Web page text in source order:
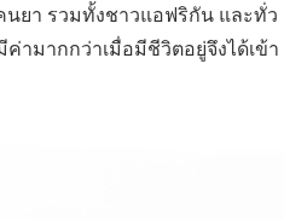
นยา รวมทั้งชาวแอฟริกัน และทั่ว
ามากกว่าเมื่อมีชีวิตอยู่จึงได้เข้า